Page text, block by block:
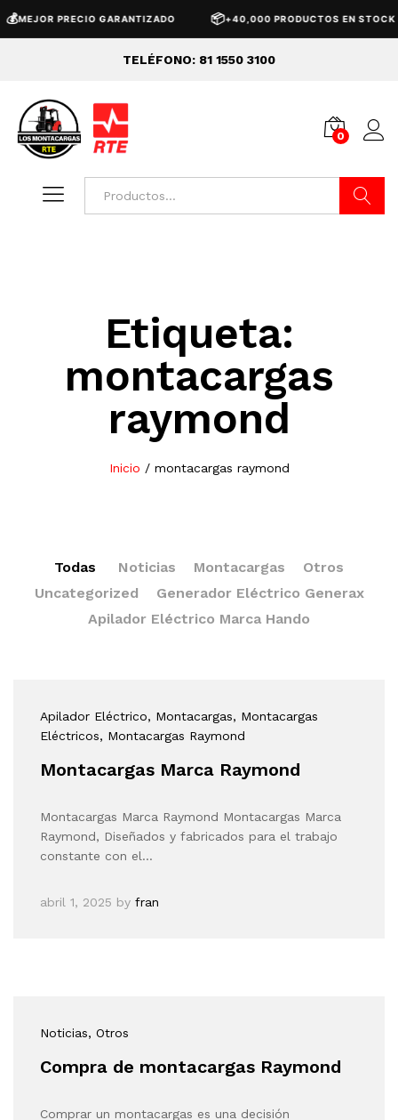
MEJOR PRECIO GARANTIZADO 📦+40,000 PRODUCTOS EN STOCK
TELÉFONO: 81 1550 3100
0
Etiqueta:
montacargas
raymond
Inicio / montacargas raymond
Todas Noticias Montacargas
Otros
Uncategorized
Generador Eléctrico Generax
Apilador Eléctrico Marca Hando
Apilador Eléctrico, Montacargas, Montacargas
Eléctricos, Montacargas Raymond
Montacargas Marca Raymond
Montacargas Marca Raymond Montacargas Marca
Raymond, Diseñados y fabricados para el trabajo
constante con el…
abril 1, 2025 by fran
Noticias, Otros
Compra de montacargas Raymond
Comprar un montacargas es una decisión